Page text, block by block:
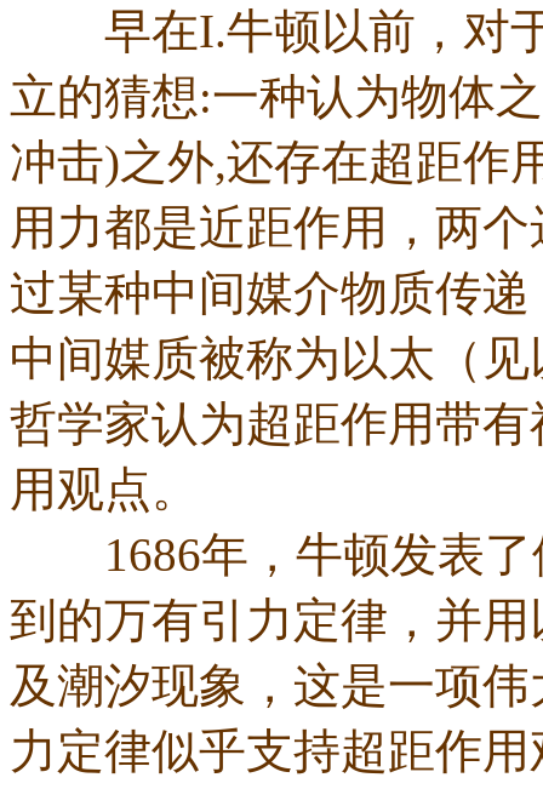
早在I.牛顿以前，对于
立的猜想:一种认为物体
冲击)之外,还存在超距作
用力都是近距作用，两
过某种中间媒介物质传
中间媒质被称为以太（
哲学家认为超距作用带
用观点。
1686年，牛顿发表了
到的万有引力定律，并
及潮汐现象，这是一项
力定律似乎支持超距作